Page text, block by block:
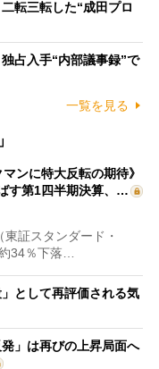
転三転した“成田プロ
占入手“内部議事録”で
一覧を見る
ンに特大反転の期待》
す第1四半期決算、…
証スタンダード・
34％下落…
として再評価される気
」は再びの上昇局面へ